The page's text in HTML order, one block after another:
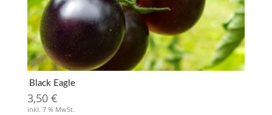
Black Eagle
3,50 €
inkl. 7 % MwSt.